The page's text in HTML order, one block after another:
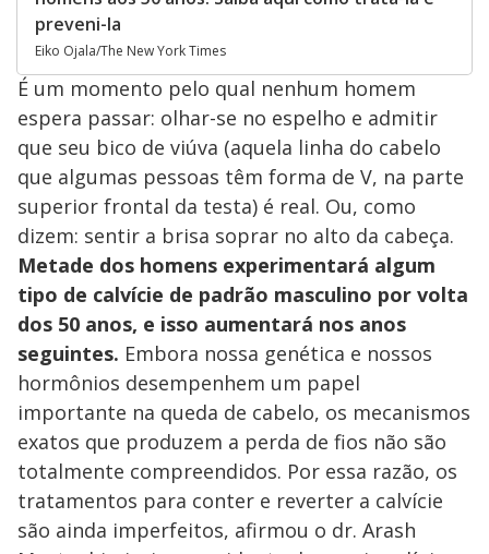
preveni-la
Eiko Ojala/The New York Times
É um momento pelo qual nenhum homem
espera passar: olhar-se no espelho e admitir
que seu bico de viúva (aquela linha do cabelo
que algumas pessoas têm forma de V, na parte
superior frontal da testa) é real. Ou, como
dizem: sentir a brisa soprar no alto da cabeça.
Metade dos homens experimentará algum
tipo de calvície de padrão masculino por volta
dos 50 anos, e isso aumentará nos anos
seguintes. Embora nossa genética e nossos
hormônios desempenhem um papel
importante na queda de cabelo, os mecanismos
exatos que produzem a perda de fios não são
totalmente compreendidos. Por essa razão, os
tratamentos para conter e reverter a calvície
são ainda imperfeitos, afirmou o dr. Arash